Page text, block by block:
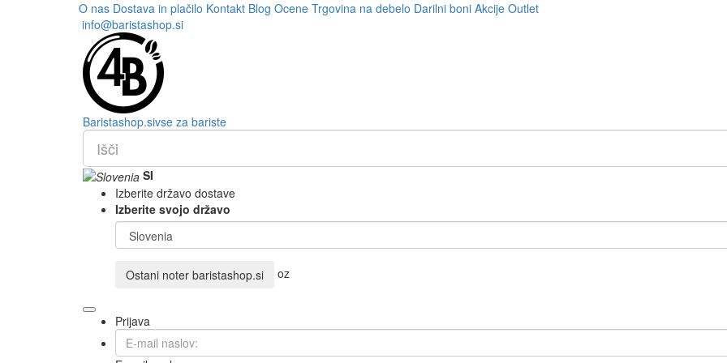
O nas Dostava in plačilo Kontakt Blog Ocene Trgovina na debelo Darilni boni Akcije Outlet
info@baristashop.si
Baristashop.sivse za bariste
SI
Izberite državo dostave
Izberite svojo državo
Ostani noter baristashop.si oz
Prijava